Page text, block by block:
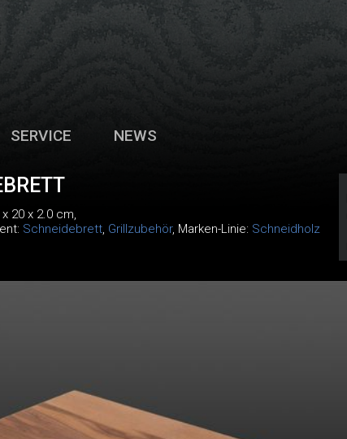
SERVICE NEWS
20 x 2.0 cm,
Schneidebrett, Grillzubehör, Marken-Linie: Schneidholz